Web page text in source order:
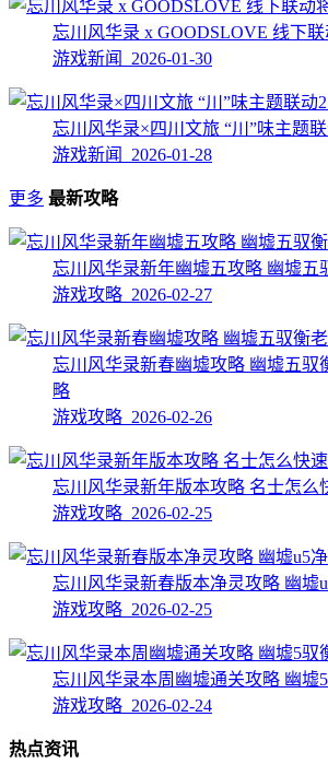
忘川风华录 x GOODSLOVE 线下
游戏新闻 2026-01-30
忘川风华录×四川文旅 “川”味主题
游戏新闻 2026-01-28
更多 最新攻略
忘川风华录新年幽墟五攻略 幽墟五
游戏攻略 2026-02-27
忘川风华录新春幽墟攻略 幽墟五驭
略
游戏攻略 2026-02-26
忘川风华录新年版本攻略 名士怎么
游戏攻略 2026-02-25
忘川风华录新春版本净灵攻略 幽墟
游戏攻略 2026-02-25
忘川风华录本周幽墟通关攻略 幽墟
游戏攻略 2026-02-24
热点资讯